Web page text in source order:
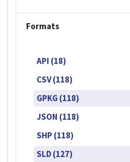
Formats
API (18)
CSV (118)
GPKG (118)
JSON (118)
SHP (118)
SLD (127)